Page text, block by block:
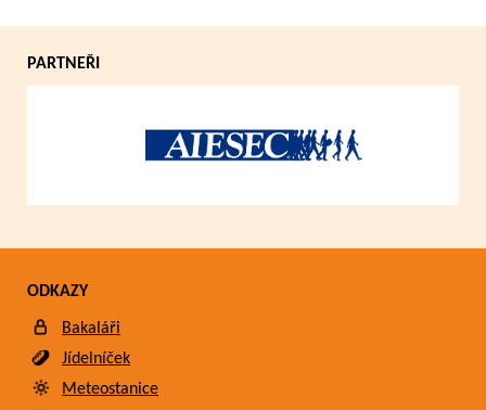
PARTNEŘI
ODKAZY
Bakaláři
Jídelníček
Meteostanice